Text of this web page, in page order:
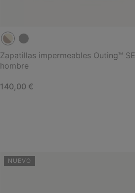
Zapatillas impermeables Outing™
hombre
Regular price:
140,00 €
NUEVO